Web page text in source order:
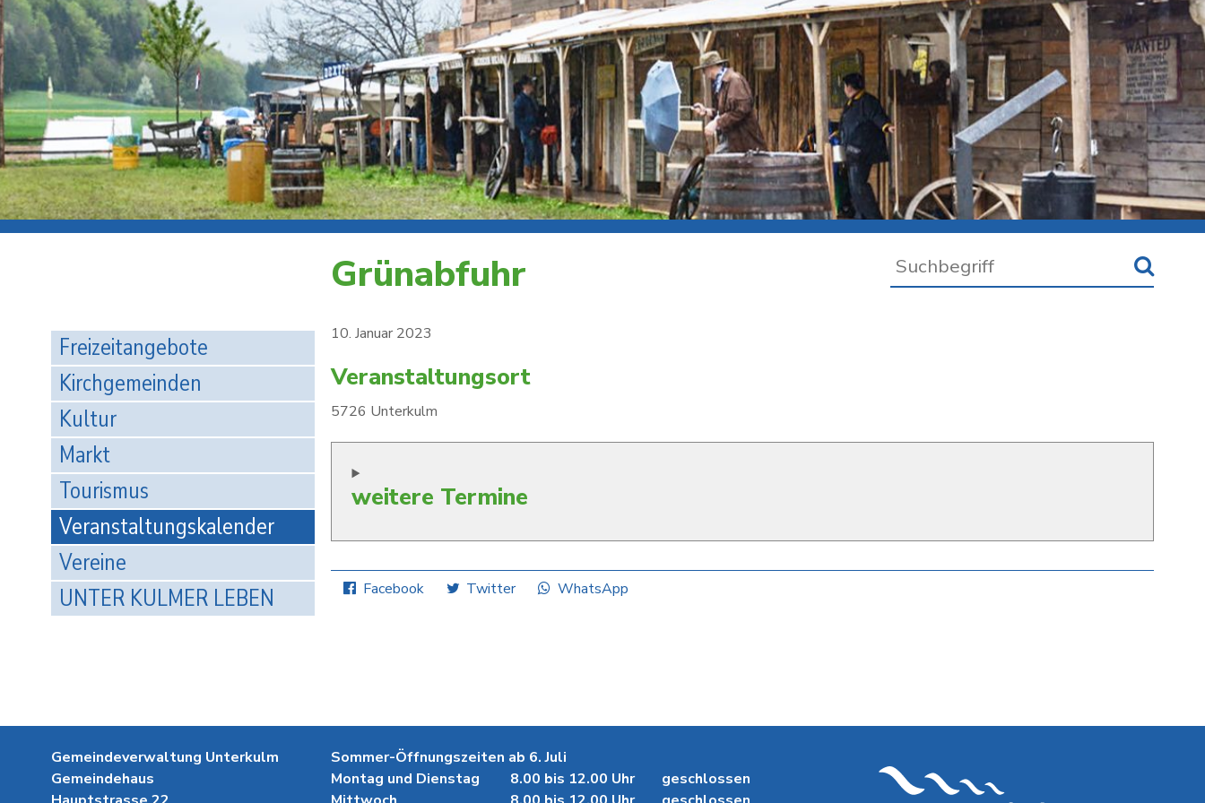
Freizeitangebote
Kirchgemeinden
Kultur
Markt
Tourismus
Veranstaltungskalender
Vereine
UNTER KULMER LEBEN
Grünabfuhr
10. Januar 2023
Veranstaltungsort
5726 Unterkulm
weitere Termine
Facebook Twitter WhatsApp
Gemeindeverwaltung Unterkulm
Gemeindehaus
Sommer-Öffnungszeiten ab 6. Juli
Montag und Dienstag
8.00 bis 12.00 Uhr
geschlossen